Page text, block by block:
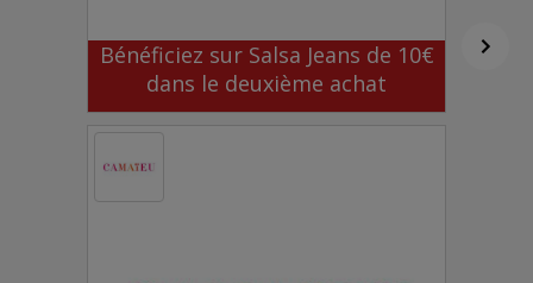
Bénéficiez sur Salsa Jeans de 10€
dans le deuxième achat